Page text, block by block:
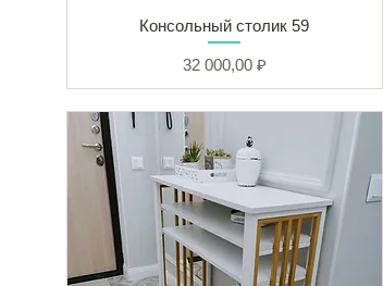
Консольный столик 59
Цена
32 000,00 ₽